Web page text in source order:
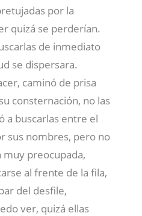
por la
quizá se perderían.
de inmediato
se dispersara.
caminó de prisa
consternación, no las
a buscarlas entre el
sus nombres, pero no
muy preocupada,
al frente de la fila,
del desfile,
ver, quizá ellas